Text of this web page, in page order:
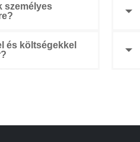
személyes
és költségekkel